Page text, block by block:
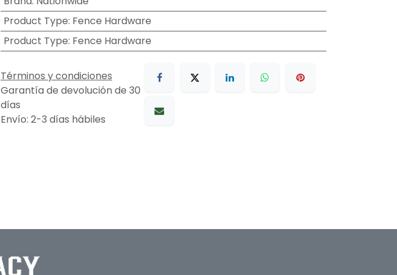
Product Type: Fence Hardware
Product Type: Fence Hardware
Términos y condiciones
Garantía de devolución de 30
días
Envío: 2-3 días hábiles